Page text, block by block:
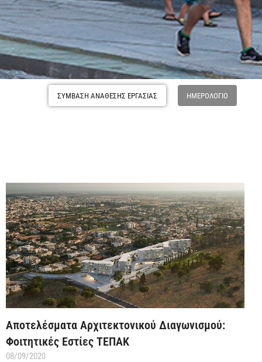
ΣΥΜΒΑΣΗ ΑΝΑΘΕΣΗΣ ΕΡΓΑΣΙΑΣ ΗΜΕΡΟΛΌΓΙΟ
Αποτελέσματα Αρχιτεκτονικού Διαγωνισμού:
Φοιτητικές Εστίες ΤΕΠΑΚ
08/09/2020